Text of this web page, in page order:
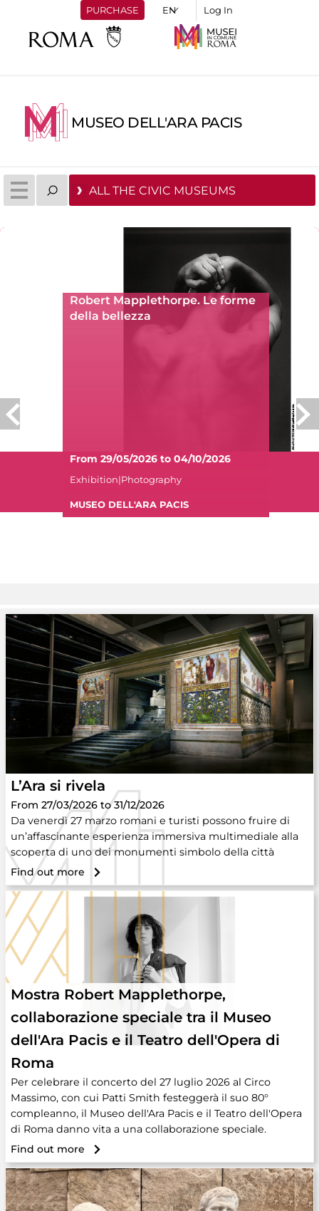
PURCHASE Log In
MUSEO DELL'ARA PACIS
ALL THE CIVIC MUSEUMS
Robert Mapplethorpe. Le forme
della bellezza
From 29/05/2026 to 04/10/2026
Exhibition|Photography
MUSEO DELL'ARA PACIS
L’Ara si rivela
From 27/03/2026 to 31/12/2026
Da venerdì 27 marzo romani e turisti possono fruire di
un’affascinante esperienza immersiva multimediale alla
scoperta di uno dei monumenti simbolo della città
Find out more
Mostra Robert Mapplethorpe,
collaborazione speciale tra il Museo
dell'Ara Pacis e il Teatro dell'Opera di
Roma
Per celebrare il concerto del 27 luglio 2026 al Circo
Massimo, con cui Patti Smith festeggerà il suo 80°
compleanno, il Museo dell'Ara Pacis e il Teatro dell'Opera
di Roma danno vita a una collaborazione speciale.
Find out more